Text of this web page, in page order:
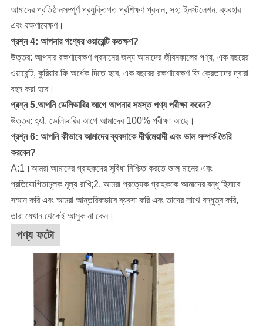
আমাদের প্রতিষ্ঠানসম্পূর্ণ প্রযুক্তিগত প্রশিক্ষণ প্রদান, সহ: ইনস্টলেশন, ব্যবহার
এবং রক্ষণাবেক্ষণ।
প্রশ্ন 4: আপনার পণ্যের ওয়ারেন্টি কতক্ষণ?
উত্তর: আপনার রক্ষণাবেক্ষণ প্রদানের জন্য আমাদের জীবনকালের পণ্য, এক বছরের
ওয়ারেন্টি, কুরিয়ার ফি অর্ধেক দিতে হবে, এক বছরের রক্ষণাবেক্ষণ ফি ক্রেতাদের দ্বারা
বহন করা হবে।
প্রশ্ন 5.আপনি ডেলিভারির আগে আপনার সমস্ত পণ্য পরীক্ষা করেন?
উত্তর: হ্যাঁ, ডেলিভারির আগে আমাদের 100% পরীক্ষা আছে।
প্রশ্ন 6: আপনি কীভাবে আমাদের ব্যবসাকে দীর্ঘমেয়াদী এবং ভাল সম্পর্ক তৈরি
করবেন?
A:1।আমরা আমাদের গ্রাহকদের সুবিধা নিশ্চিত করতে ভাল মানের এবং
প্রতিযোগিতামূলক মূল্য রাখি;2. আমরা প্রত্যেক গ্রাহককে আমাদের বন্ধু হিসাবে
সম্মান করি এবং আমরা আন্তরিকভাবে ব্যবসা করি এবং তাদের সাথে বন্ধুত্ব করি,
তারা যেখান থেকেই আসুক না কেন।
পণ্য ফটো